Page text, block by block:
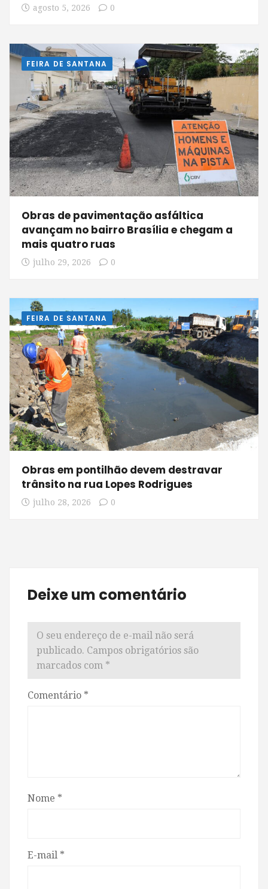
agosto 5, 2026 0
FEIRA DE SANTANA
Obras de pavimentação asfáltica
avançam no bairro Brasília e chegam a
mais quatro ruas
julho 29, 2026 0
FEIRA DE SANTANA
Obras em pontilhão devem destravar
trânsito na rua Lopes Rodrigues
julho 28, 2026 0
Deixe um comentário
O seu endereço de e-mail não será
publicado. Campos obrigatórios são
marcados com *
Comentário *
Nome *
E-mail *